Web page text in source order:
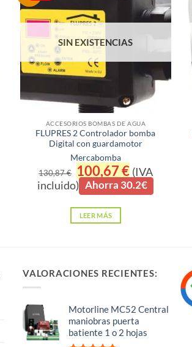
SIN EXISTENCIAS
ACCESORIOS BOMBAS DE AGUA
FLUPRES 2 Controlador bomba
Digital con guardamotor
Mercabomba
130,87€
El
precio
original
era:
130,87 €.
100,67€El
precio
actual
es:
(IVA
incluido) Ahorra 30.2€
LEER MÁS
VALORACIONES RECIENTES:
Motorline MC52 Central
maniobras puerta
batiente 1 o 2 hojas